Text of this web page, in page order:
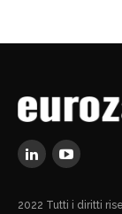
2022 Tutti i diritti